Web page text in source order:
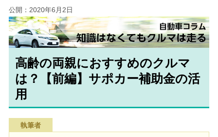
公開： 2020年6月2日
高齢の両親におすすめのクルマ
は？【前編】サポカー補助金の活
用
執筆者